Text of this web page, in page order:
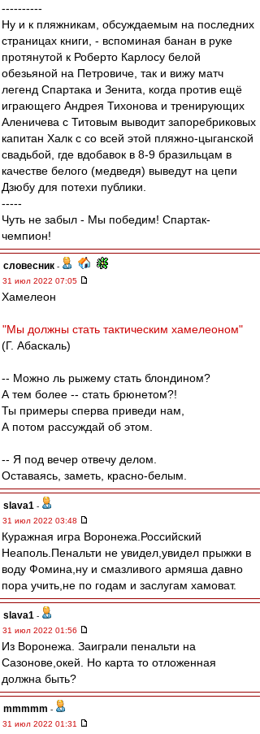
----------
Ну и к пляжникам, обсуждаемым на последних
страницах книги, - вспоминая банан в руке
протянутой к Роберто Карлосу белой
обезьяной на Петровиче, так и вижу матч
легенд Спартака и Зенита, когда против ещё
играющего Андрея Тихонова и тренирующих
Аленичева с Титовым выводит запоребриковых
капитан Халк с со всей этой пляжно-цыганской
свадьбой, где вдобавок в 8-9 бразильцам в
качестве белого (медведя) выведут на цепи
Дзюбу для потехи публики.
-----
Чуть не забыл - Мы победим! Спартак-
чемпион!
словесник -
31 июл 2022 07:05
Хамелеон
"Мы должны стать тактическим хамелеоном"
(Г. Абаскаль)
-- Можно ль рыжему стать блондином?
А тем более -- стать брюнетом?!
Ты примеры сперва приведи нам,
А потом рассуждай об этом.
-- Я под вечер отвечу делом.
Оставаясь, заметь, красно-белым.
slava1 -
31 июл 2022 03:48
Куражная игра Воронежа.Российский
Неаполь.Пенальти не увидел,увидел прыжки в
воду Фомина,ну и смазливого армяша давно
пора учить,не по годам и заслугам хамоват.
slava1 -
31 июл 2022 01:56
Из Воронежа. Заиграли пенальти на
Сазонове,окей. Но карта то отложенная
должна быть?
mmmmm -
31 июл 2022 01:31